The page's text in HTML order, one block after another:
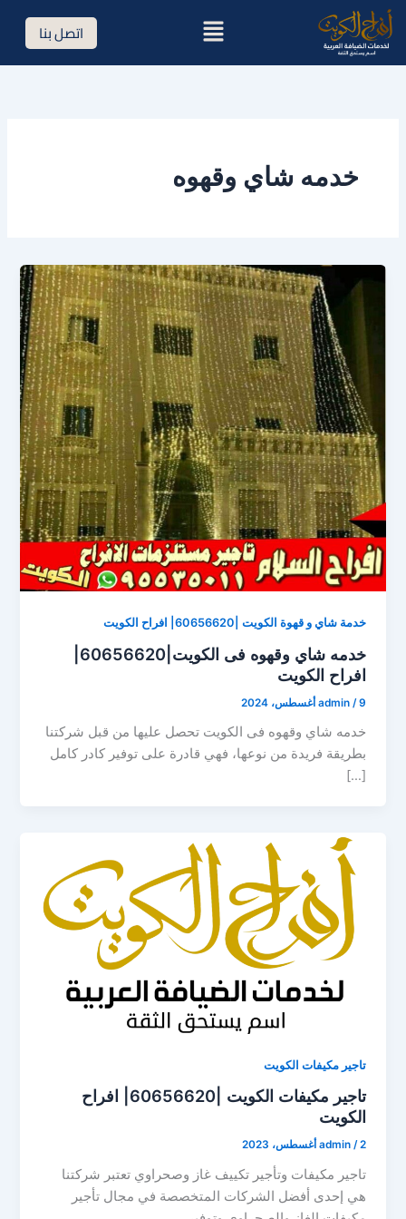
تخطي
إلى
المحتوى
القائمة اتصل بنا
خدمه شاي وقهوه
خدمة شاي و قهوة الكويت |60656620| افراح الكويت
افراح الكويت
admin /9 أغسطس، 2024
خدمه شاي وقهوه فى الكويت تحصل عليها من قبل شركتنا
بطريقة فريدة من نوعها، فهي قادرة على توفير كادر كامل
[…]
تاجير مكيفات الكويت
تاجير مكيفات الكويت |60656620| افراح
الكويت
admin /2 أغسطس، 2023
تاجير مكيفات وتأجير تكييف غاز وصحراوي تعتبر شركتنا
هي إحدى أفضل الشركات المتخصصة في مجال تأجير